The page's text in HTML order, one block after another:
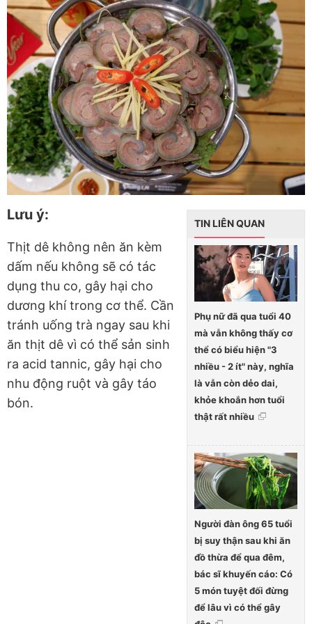
TIN LIÊN QUAN
Phụ nữ đã qua tuổi 40
mà vẫn không thấy cơ
thể có biểu hiện "3
nhiều - 2 ít" này, nghĩa
là vẫn còn dẻo dai,
khỏe khoắn hơn tuổi
thật rất nhiều
Người đàn ông 65 tuổi
bị suy thận sau khi ăn
đồ thừa để qua đêm,
bác sĩ khuyến cáo: Có
5 món tuyệt đối đừng
để lâu vì có thể gây
Lưu ý:
Thịt dê không nên ăn kèm
dấm nếu không sẽ có tác
dụng thu co, gây hại cho
dương khí trong cơ thể. Cần
tránh uống trà ngay sau khi
ăn thịt dê vì có thể sản sinh
ra acid tannic, gây hại cho
nhu động ruột và gây táo
bón.